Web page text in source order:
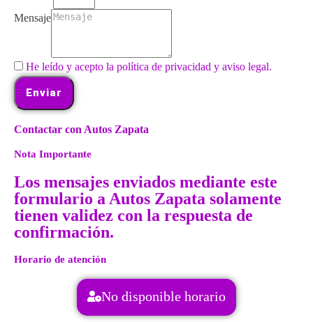
Mensaje
He leído y acepto la política de privacidad y aviso legal.
Enviar
Contactar con Autos Zapata
Nota Importante
Los mensajes enviados mediante este
formulario a Autos Zapata solamente
tienen validez con la respuesta de
confirmación.
Horario de atención
No disponible horario